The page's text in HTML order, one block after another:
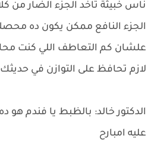
ناس خبيثة تاخد الجزء الضار
الجزء النافع ممكن يكون ده
علشان كم التعاطف اللي كنت
لازم تحافظ على التوازن في حديثك
الدكتور خالد: بالظبط يا فندم هو
عليه امبارح